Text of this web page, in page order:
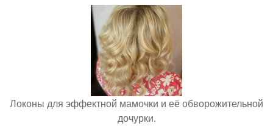
Локоны для эффектной мамочки и её обворожительной
дочурки.